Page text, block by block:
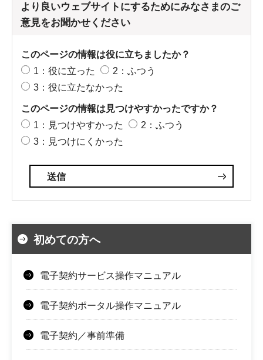
より良いウェブサイトにするためにみなさまのご
意見をお聞かせください
このページの情報は役に立ちましたか？
1：役に立った
2：ふつう
3：役に立たなかった
このページの情報は見つけやすかったですか？
1：見つけやすかった
2：ふつう
3：見つけにくかった
初めての方へ
電子契約サービス操作マニュアル
電子契約ポータル操作マニュアル
電子契約／事前準備